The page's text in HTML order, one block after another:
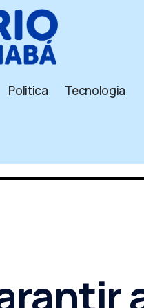
Politica Tecnologia